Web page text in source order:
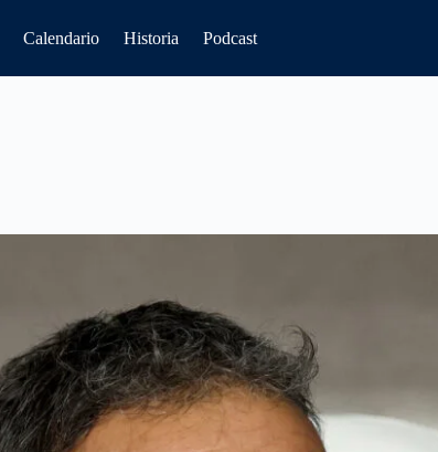
Calendario Historia Podcast